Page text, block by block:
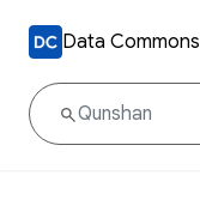
Data Commons